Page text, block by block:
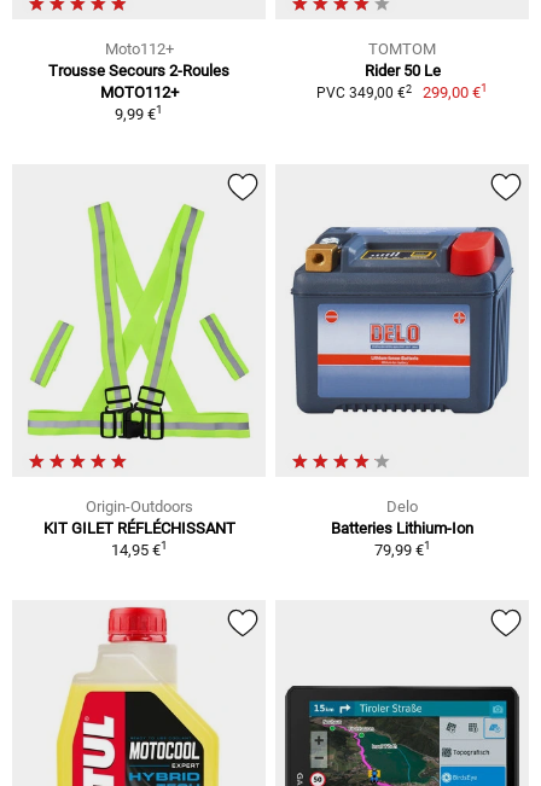
Moto112+
Trousse Secours 2-Roules
MOTO112+
9,99 €1
TOMTOM
Rider 50 Le
PVC 349,00 €2 299,00 €1
Origin-Outdoors
KIT GILET RÉFLÉCHISSANT
14,95 €1
Delo
Batteries Lithium-Ion
79,99 €1